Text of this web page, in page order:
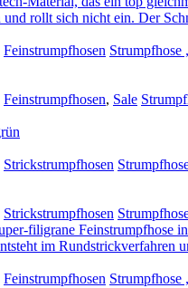
Feinstrumpfhosen Strumpfhose
Feinstrumpfhosen, Sale
Strickstrumpfhosen
Strickstrumpfhosen
Feinstrumpfhosen Strumpfhose